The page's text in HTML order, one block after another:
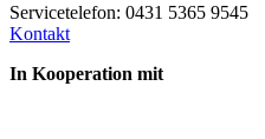
Servicetelefon: 0431 5365 9545
Kontakt
In Kooperation mit